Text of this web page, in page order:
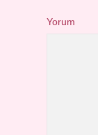
Yorum